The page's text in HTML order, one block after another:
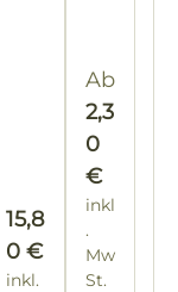
Preis:
Regulärer Preis:
15,8
0 €
inkl.
Ab
2,3
0
€
inkl
.
Mw
St.